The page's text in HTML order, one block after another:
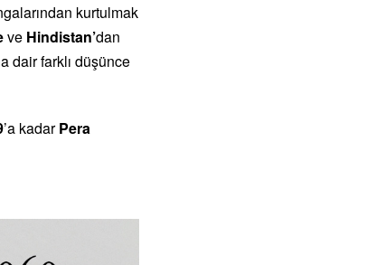
kurtulmak
ve Hindistan’dan
dair farklı düşünce
’a kadarPera